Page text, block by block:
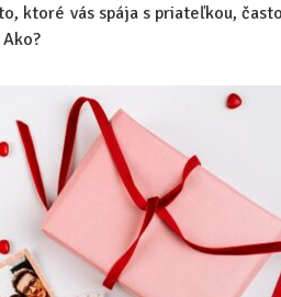
ktoré vás spája s priateľkou,